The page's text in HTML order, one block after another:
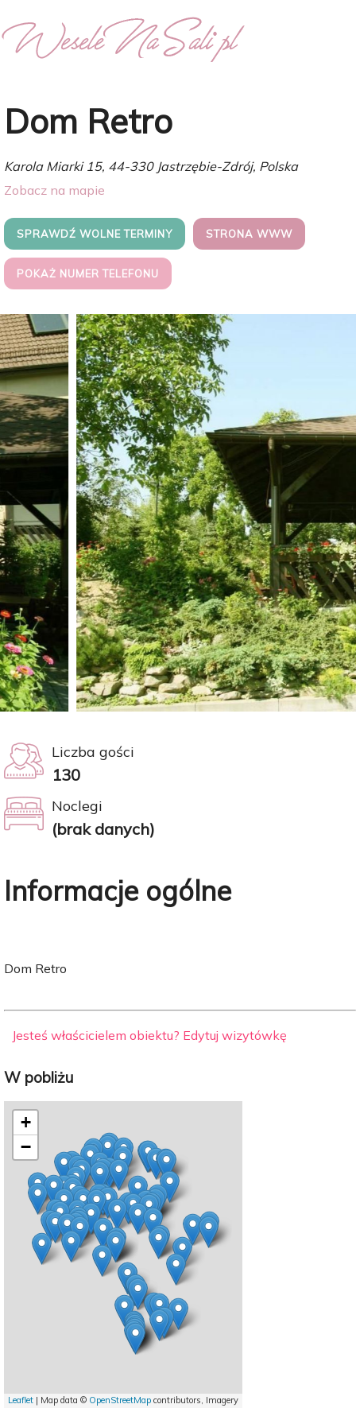
Dom Retro
Karola Miarki 15, 44-330 Jastrzębie-Zdrój, Polska
Zobacz na mapie
SPRAWDŹ WOLNE TERMINY STRONA WWW
POKAŻ NUMER TELEFONU
Liczba gości
130
Noclegi
(brak danych)
Informacje ogólne
Dom Retro
Jesteś właścicielem obiektu? Edytuj wizytówkę
W pobliżu
+
−
Leaflet | Map data © OpenStreetMap contributors, Imagery